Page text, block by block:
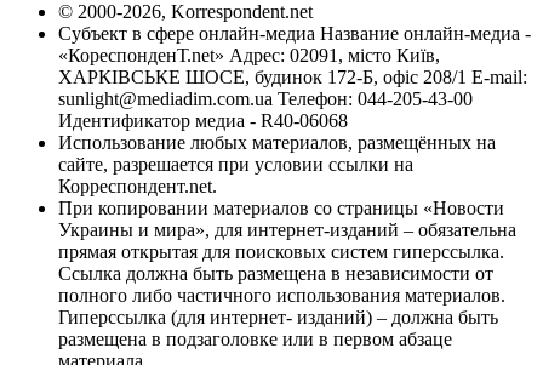
© 2000-2026, Korrespondent.net
Субъект в сфере онлайн-медиа Название онлайн-медиа -
«КореспонденТ.net» Адрес: 02091, місто Київ,
ХАРКІВСЬКЕ ШОСЕ, будинок 172-Б, офіс 208/1 E-mail:
sunlight@mediadim.com.ua Телефон: 044-205-43-00
Идентификатор медиа - R40-06068
Использование любых материалов, размещённых на
сайте, разрешается при условии ссылки на
Корреспондент.net.
При копировании материалов со страницы «Новости
Украины и мира», для интернет-изданий – обязательна
прямая открытая для поисковых систем гиперссылка.
Ссылка должна быть размещена в независимости от
полного либо частичного использования материалов.
Гиперссылка (для интернет- изданий) – должна быть
размещена в подзаголовке или в первом абзаце